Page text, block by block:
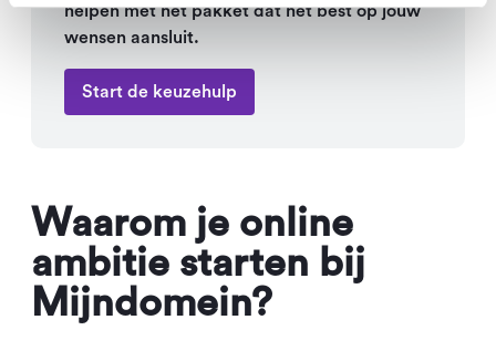
helpen met het pakket dat het best op jouw
wensen aansluit.
Start de keuzehulp
Waarom je online
ambitie starten bij
Mijndomein?